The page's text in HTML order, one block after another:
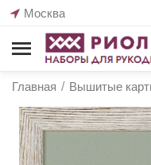
Москва
Главная / Вышитые